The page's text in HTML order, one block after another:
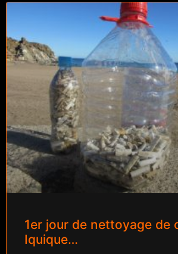
1er jour de nettoyage de
Iquique…